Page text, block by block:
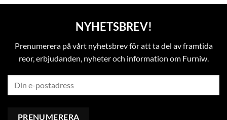
NYHETSBREV!
Prenumerera på vårt nyhetsbrev för att ta del av framtida
reor, erbjudanden, nyheter och information om Furniw.